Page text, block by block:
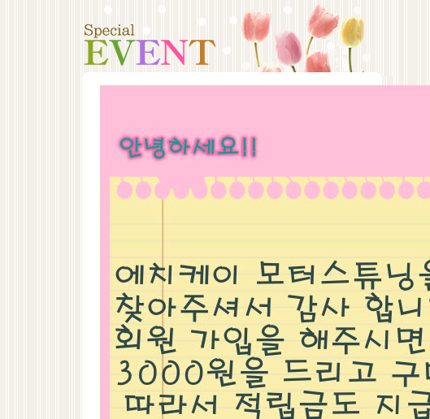
점화/엔진
바디/밋션/스트럿바/언더바/바디강성
외
서스펜션
브레이크
게이지/미터
터보용품
레이싱/모터스포츠
오일/첨가제/케미컬
튜닝악세사리
아이바크 차고다운스
480,000원